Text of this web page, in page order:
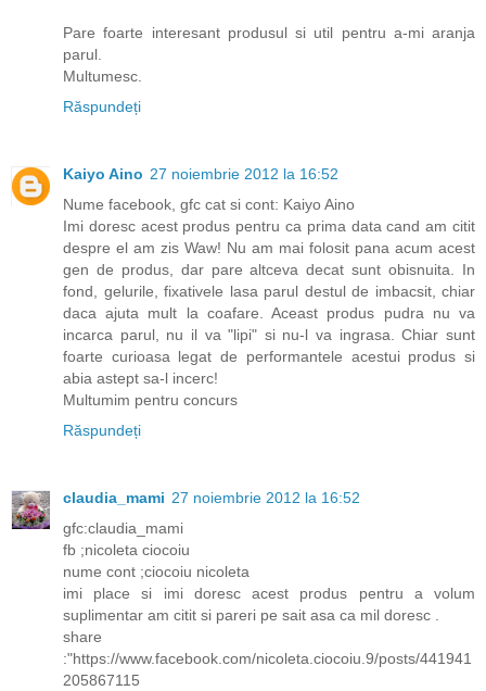
Pare foarte interesant produsul si util pentru a-mi aranja
parul.
Multumesc.
Răspundeți
Kaiyo Aino 27 noiembrie 2012 la 16:52
Nume facebook, gfc cat si cont: Kaiyo Aino
Imi doresc acest produs pentru ca prima data cand am citit
despre el am zis Waw! Nu am mai folosit pana acum acest
gen de produs, dar pare altceva decat sunt obisnuita. In
fond, gelurile, fixativele lasa parul destul de imbacsit, chiar
daca ajuta mult la coafare. Aceast produs pudra nu va
incarca parul, nu il va "lipi" si nu-l va ingrasa. Chiar sunt
foarte curioasa legat de performantele acestui produs si
abia astept sa-l incerc!
Multumim pentru concurs
Răspundeți
claudia_mami 27 noiembrie 2012 la 16:52
gfc:claudia_mami
fb ;nicoleta ciocoiu
nume cont ;ciocoiu nicoleta
imi place si imi doresc acest produs pentru a volum
suplimentar am citit si pareri pe sait asa ca mil doresc .
share
:"https://www.facebook.com/nicoleta.ciocoiu.9/posts/441941
205867115